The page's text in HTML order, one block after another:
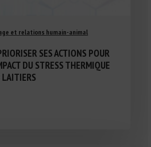
et relations humain-animal
SES ACTIONS POUR
DU STRESS THERMIQUE
LAITIERS